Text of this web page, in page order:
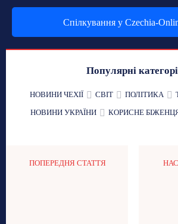
Спілкування у Czechia-
Популярні
НОВИНИ ЧЕХІЇ СВІТ ПОЛІТИКА
НОВИНИ УКРАЇНИ
КОРИСНЕ
ПОПЕРЕДНЯ СТАТТЯ